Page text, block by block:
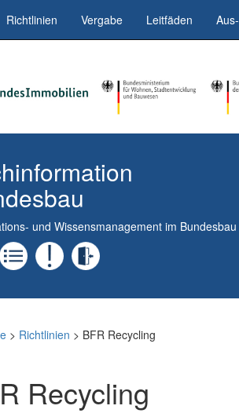
Richtlinien Vergabe Leitfäden
und Wissensmanagement im Bundesbau
> Richtlinien > BFR Recycling
Recycling